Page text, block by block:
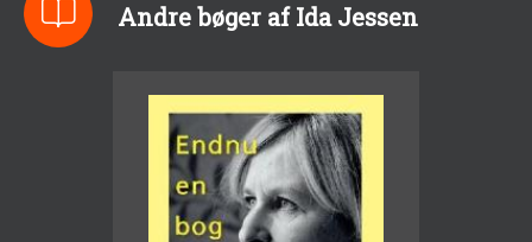
Andre bøger af Ida Jessen